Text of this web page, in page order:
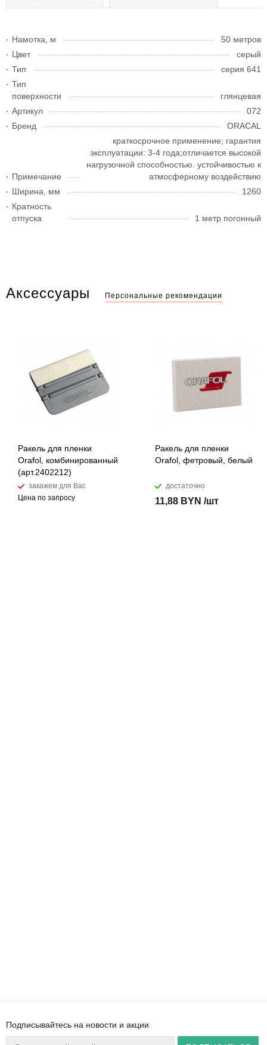
Намотка, м
50 метров
Цвет
серый
Тип
серия 641
Тип
поверхности
глянцевая
Артикул
072
Бренд
ORACAL
Примечание
краткосрочное применение; гарантия
эксплуатации: 3-4 года;отличается высокой
нагрузочной способностью. устойчивостью к
атмосферному воздействию
Ширина, мм
1260
Кратность
отпуска
1 метр погонный
Аксессуары Персональные рекомендации
Ракель для пленки
Orafol, комбинированный
(арт.2402212)
закажем для Вас
Цена по запросу
Ракель для пленки
Orafol, фетровый, белый
достаточно
11,88 BYN /шт
Подписывайтесь на новости и акции